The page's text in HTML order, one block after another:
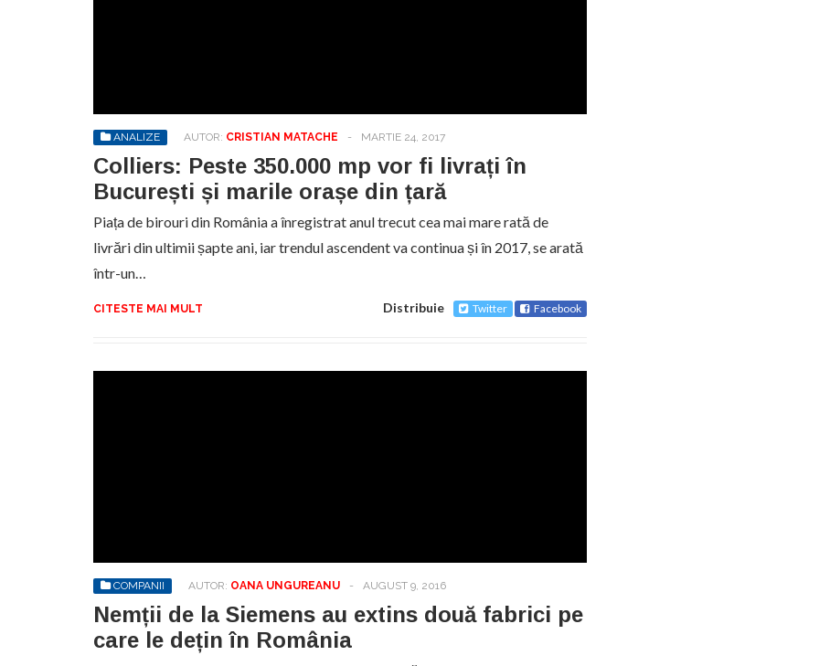
ANALIZE AUTOR: CRISTIAN MATACHE - MARTIE 24, 2017
Colliers: Peste 350.000 mp vor fi livrați în
București și marile orașe din țară
Piața de birouri din România a înregistrat anul trecut cea mai mare rată de
livrări din ultimii șapte ani, iar trendul ascendent va continua și în 2017, se arată
într-un…
CITESTE MAI MULT Distribuie Twitter Facebook
COMPANII AUTOR: OANA UNGUREANU - AUGUST 9, 2016
Nemții de la Siemens au extins două fabrici pe
care le dețin în România